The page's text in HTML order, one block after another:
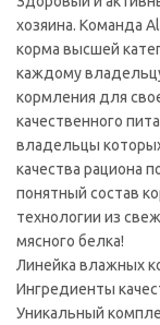
хозяина. Команда
корма высшей
каждому
кормления для
качественного
владельцы
качества рациона
понятный состав
технологии из
мясного белка!
Линейка влажных
Ингредиенты
Уникальный